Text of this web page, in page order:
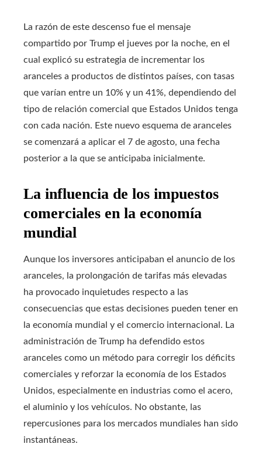
La razón de este descenso fue el mensaje
compartido por Trump el jueves por la noche, en el
cual explicó su estrategia de incrementar los
aranceles a productos de distintos países, con tasas
que varían entre un 10% y un 41%, dependiendo del
tipo de relación comercial que Estados Unidos tenga
con cada nación. Este nuevo esquema de aranceles
se comenzará a aplicar el 7 de agosto, una fecha
posterior a la que se anticipaba inicialmente.
La influencia de los impuestos
comerciales en la economía
mundial
Aunque los inversores anticipaban el anuncio de los
aranceles, la prolongación de tarifas más elevadas
ha provocado inquietudes respecto a las
consecuencias que estas decisiones pueden tener en
la economía mundial y el comercio internacional. La
administración de Trump ha defendido estos
aranceles como un método para corregir los déficits
comerciales y reforzar la economía de los Estados
Unidos, especialmente en industrias como el acero,
el aluminio y los vehículos. No obstante, las
repercusiones para los mercados mundiales han sido
instantáneas.